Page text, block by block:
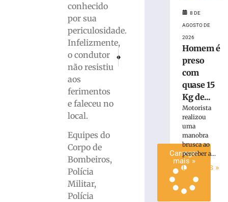
conhecido
por sua
periculosidade.
Infelizmente,
o condutor
não resistiu
aos
ferimentos
e faleceu no
local.
Equipes do
Corpo de
Bombeiros,
Polícia
Militar,
Polícia
PF apura manipulação de
PRÓXIMO
Vítima de acidente na BR-470 era natural
maconha
Blumenau
Carregar
mais »
8 DE
AGOSTO DE
2026
Homem é
preso
com
quase 15
Kg de...
Motorista
realizou
uma
manobra
brusca ao
perceber a...
Ler mais »